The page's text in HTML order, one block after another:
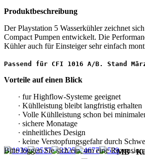
Produktbeschreibung
Der Playstation 5 Wasserkühler zeichnet
Compact Pumpen entwickelt. Die
Kühler auch für Einsteiger sehr einfach
Passend für CFI 1016 A/B. Stand
Vorteile auf einen Blick
· fur Highflow-Systeme geeignet
· Kühlleistung bleibt langfristig erhalten
· Volle Kühlleistung schon bei
· sichere Monatage
· einheitliches Design
· keine Verstopfungsgefahr durch
MB -
Bitte loggen Sie sich ein, um eine